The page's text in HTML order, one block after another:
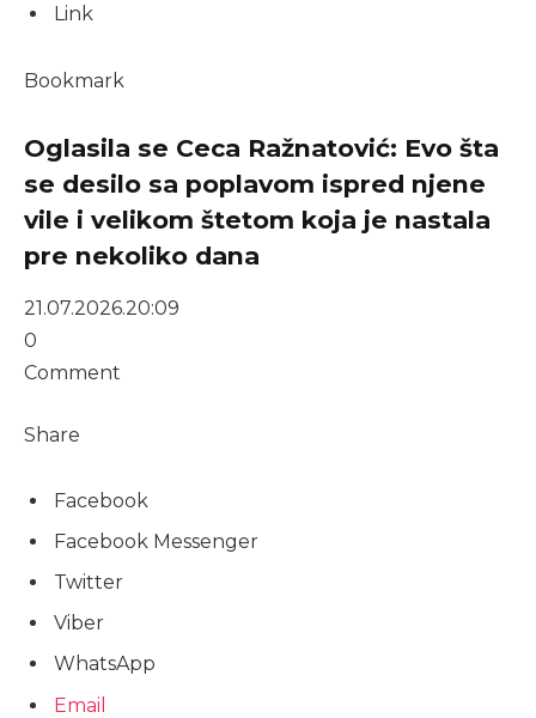
Link
Bookmark
Oglasila se Ceca Ražnatović: Evo šta
se desilo sa poplavom ispred njene
vile i velikom štetom koja je nastala
pre nekoliko dana
21.07.2026.20:09
0
Comment
Share
Facebook
Facebook Messenger
Twitter
Viber
WhatsApp
Email